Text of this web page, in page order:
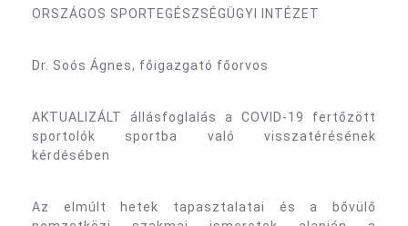
ORSZÁGOS SPORTEGÉSZSÉGÜGYI INTÉZET
Dr. Soós Ágnes, főigazgató főorvos
AKTUALIZÁLT állásfoglalás a COVID-19 fertőzött
sportolók sportba való visszatérésének
kérdésében
Az elmúlt hetek tapasztalatai és a bővülő